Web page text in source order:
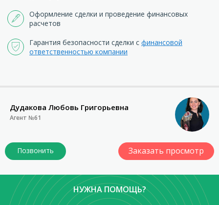
Оформление сделки и проведение финансовых
расчетов
Гарантия безопасности сделки с финансовой
ответственностью компании
Дудакова Любовь Григорьевна
Агент №61
Заказать просмотр
НУЖНА ПОМОЩЬ?